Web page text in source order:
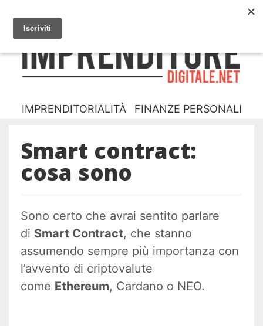
IMPRENDITORIALITÀ FINANZE PERSONALI
Smart contract:
cosa sono
Sono certo che avrai sentito parlare
di Smart Contract, che stanno
assumendo sempre più importanza con
l’avvento di criptovalute
come Ethereum, Cardano o NEO.